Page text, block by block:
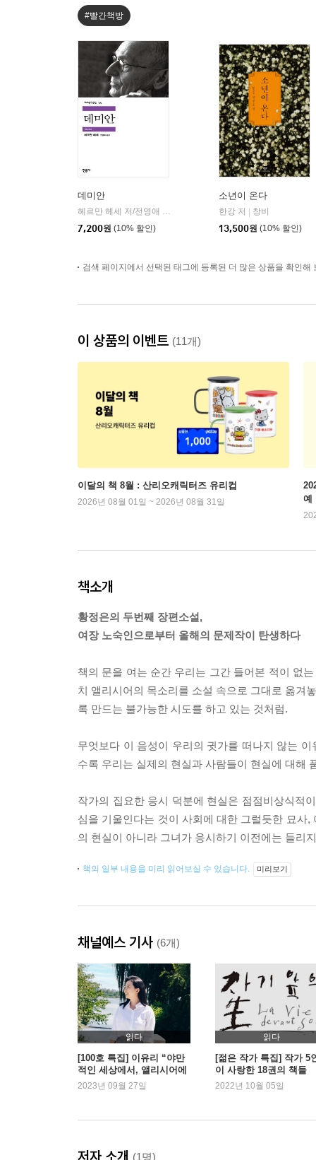
#빨간책방
데미안
헤르만 헤세 저/전영애 역
7,200원 (10% 할인)
소년이 온다
한강 저
창비
13,500원 (10% 할인)
검색 페이지에서 선택된 태그에 등록된 더 많은 상품을 확인해
이 상품의 이벤트 (11개)
이달의 책 8월 : 산리오캐릭터즈 유리컵
2026년 08월 01일 ~ 2026년 08월 31일
예
책소개
황정은의 두번째 장편소설,
여장 노숙인으로부터 올해의 문제작이 탄생하다
책의 문을 여는 순간 우리는 그간 들어본 적이 없
치 앨리시어의 목소리를 소설 속으로 그대로 옮겨
록 만드는 불가능한 시도를 하고 있는 것처럼.
무엇보다 이 음성이 우리의 귓가를 떠나지 않는
수록 우리는 실제의 현실과 사람들이 현실에 대해
작가의 집요한 응시 덕분에 현실은 점점비상식적
심을 기울인다는 것이 사회에 대한 그럴듯한 묘사
의 현실이 아니라 그녀가 응시하기 이전에는 들리
책의 일부 내용을 미리 읽어보실 수 있습니다. 미리보기
채널예스 기사 (6개)
읽다
[100호 특집] 이유리 “야만
적인 세상에서, 앨리시어에
게”
2023년 09월 27일
읽다
[젊은 작가 특집] 작가 5
이 사랑한 18권의 책들
2022년 10월 05일
저자 소개 (1명)